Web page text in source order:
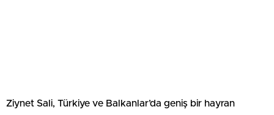
Ziynet Sali, Türkiye ve Balkanlar’da geniş bir hayran